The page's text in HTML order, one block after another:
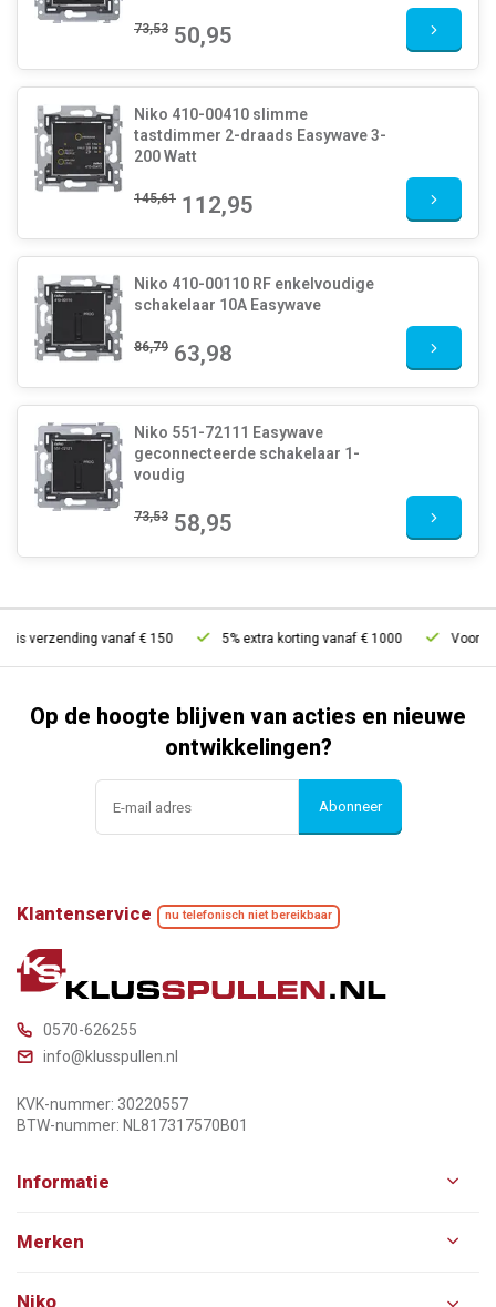
73,53 50,95
Niko 410-00410 slimme
tastdimmer 2-draads Easywave 3-
200 Watt
145,61 112,95
Niko 410-00110 RF enkelvoudige
schakelaar 10A Easywave
86,79 63,98
Niko 551-72111 Easywave
geconnecteerde schakelaar 1-
voudig
73,53 58,95
verzending vanaf € 150 5% extra korting vanaf € 1000 Voor 21u
Op de hoogte blijven van acties en nieuwe
ontwikkelingen?
Abonneer
Klantenservice nu telefonisch niet bereikbaar
0570-626255
info@klusspullen.nl
KVK-nummer: 30220557
BTW-nummer: NL817317570B01
Informatie
Merken
Niko